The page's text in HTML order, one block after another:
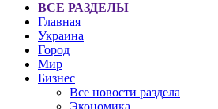
ВСЕ РАЗДЕЛЫ
Главная
Украина
Город
Мир
Бизнес
Все новости раздела
Экономика